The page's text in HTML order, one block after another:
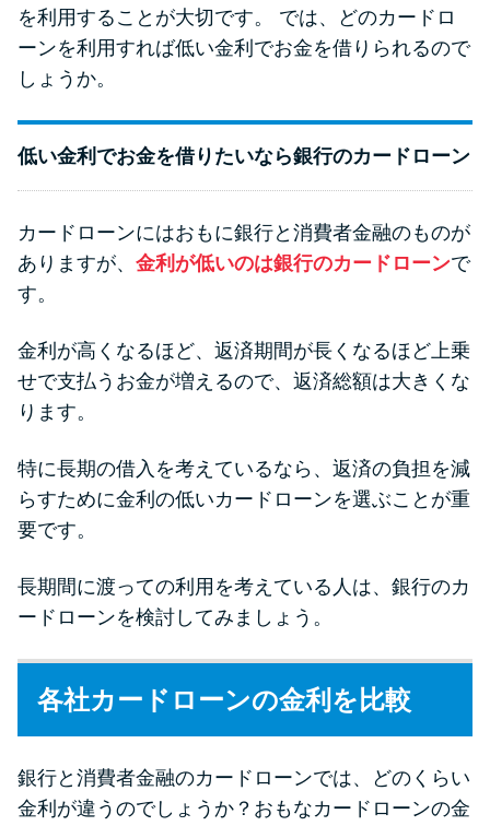
家賃払えないが強制退去は避け
たい…市役所に相談より賢い方
街金とは？絶対審査通る？借金
に悩む人へ街金をおすすめしな
質屋でお金を借りるには？年利
未成年でもお金を借りられる？
る？
を解説
てはいけない理由と借りた場合
の対処法
を利用することが大切です。 では、どのカードロ
ーンを利用すれば低い金利でお金を借りられるので
しょうか。
低い金利でお金を借りたいなら銀行のカードローン
カードローンにはおもに銀行と消費者金融のものが
ありますが、 金利が低いのは銀行のカードローンで
す。
金利が高くなるほど、返済期間が長くなるほど上乗
せで支払うお金が増えるので、返済総額は大きくな
ります。
特に長期の借入を考えているなら、返済の負担を減
らすために金利の低いカードローンを選ぶことが重
要です。
長期間に渡っての利用を考えている人は、銀行のカ
ードローンを検討してみましょう。
各社カードローンの金利を比較
銀行と消費者金融のカードローンでは、どのくらい
金利が違うのでしょうか？おもなカードローンの金